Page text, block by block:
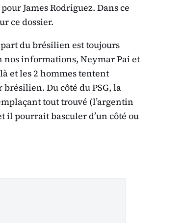
James Rodriguez. Dans ce
ce dossier.
du brésilien est toujours
nos informations, Neymar Pai et
et les 2 hommes tentent
Du côté du PSG, la
tout trouvé (l’argentin
il pourrait basculer d’un côté ou